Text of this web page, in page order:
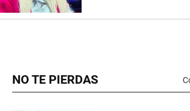
NO TE PIERDAS